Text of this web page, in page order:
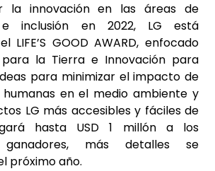
la innovación en las áreas de
e inclusión en 2022, LG está
LIFE’S GOOD AWARD, enfocado
la Tierra e Innovación para
para minimizar el impacto de
humanas en el medio ambiente y
LG más accesibles y fáciles de
hasta USD 1 millón a los
ganadores, más detalles se
próximo año.